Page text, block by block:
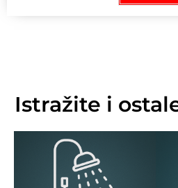
Istražite i